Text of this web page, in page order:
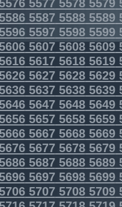
5587 55885589
5597 55985599
560756085609
561756185619
562756285629
563756385639
564756485649
565756585659
566756685669
567756785679
568756885689
569756985699
570757085709